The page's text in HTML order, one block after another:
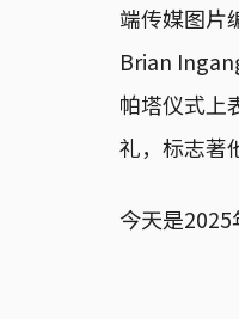
端传媒图片
Brian
帕塔仪式上
礼，标志著
今天是2025